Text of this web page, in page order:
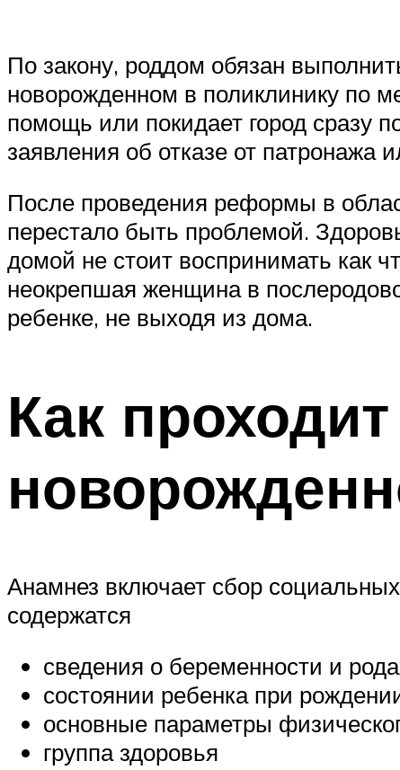
По закону, роддом обязан
новорожденном в поликлинику по
помощь или покидает город сразу
заявления об отказе от патронажа
После проведения реформы в
перестало быть проблемой.
домой не стоит воспринимать как
неокрепшая женщина в
ребенке, не выходя из дома.
Как
Анамнез включает сбор
содержатся
сведения о беременности и
состоянии ребенка при
основные параметры
группа здоровья